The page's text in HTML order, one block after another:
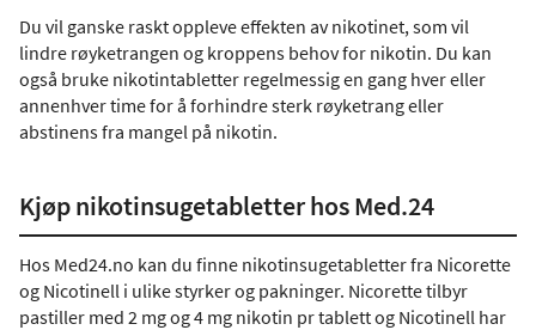
Du vil ganske raskt oppleve effekten av nikotinet, som vil
lindre røyketrangen og kroppens behov for nikotin. Du kan
også bruke nikotintabletter regelmessig en gang hver eller
annenhver time for å forhindre sterk røyketrang eller
abstinens fra mangel på nikotin.
Kjøp nikotinsugetabletter hos Med.24
Hos Med24.no kan du finne nikotinsugetabletter fra Nicorette
og Nicotinell i ulike styrker og pakninger. Nicorette tilbyr
pastiller med 2 mg og 4 mg nikotin pr tablett og Nicotinell har